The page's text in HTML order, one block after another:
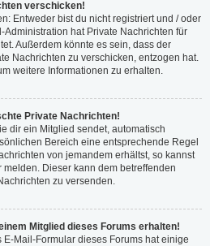
verschicken!
Entweder bist du nicht registriert und / oder
hat Private Nachrichten für
Außerdem könnte es sein, dass der
Nachrichten zu verschicken, entzogen hat.
weitere Informationen zu erhalten.
Private Nachrichten!
dir ein Mitglied sendet, automatisch
Bereich eine entsprechende Regel
von jemandem erhältst, so kannst
Dieser kann dem betreffenden
zu versenden.
Mitglied dieses Forums erhalten!
E-Mail-Formular dieses Forums hat einige